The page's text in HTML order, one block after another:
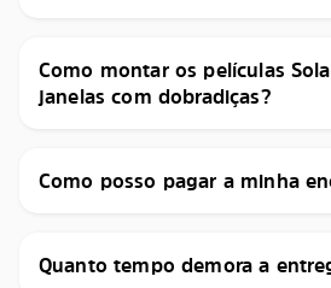
Como montar os películas
janelas com dobradiças?
Como posso pagar a minha
Quanto tempo demora a